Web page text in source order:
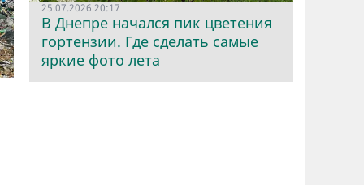
25.07.2026 20:17
В Днепре начался пик цветения
гортензии. Где сделать самые
яркие фото лета